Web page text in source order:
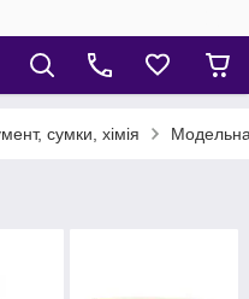
сумки, хімія Модельна